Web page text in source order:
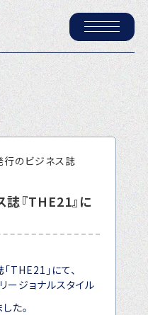
トについて
のビジネス誌
『THE21』に
THE21」にて、
ージョナルスタイル
た。